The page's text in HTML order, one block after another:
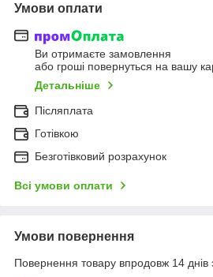
Умови оплати
Ви отримаєте замовлення
або гроші повернуться на вашу
Детальніше
Післяплата
Готівкою
Безготівковий розрахунок
Всі умови оплати
Умови повернення
Повернення товару впродовж 14 днів